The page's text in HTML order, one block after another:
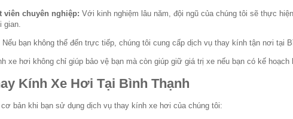
viên chuyên nghiệp: Với kinh nghiệm lâu năm, đội ngũ của chúng tôi sẽ thực
gian.
Nếu bạn không thể đến trực tiếp, chúng tôi cung cấp dịch vụ thay kính tận nơi tại
xe hơi không chỉ giúp bảo vệ bạn mà còn giúp giữ giá trị xe nếu bạn có kế hoạch
Kính Xe Hơi Tại Bình Thạnh
bản khi bạn sử dụng dịch vụ thay kính xe hơi của chúng tôi: